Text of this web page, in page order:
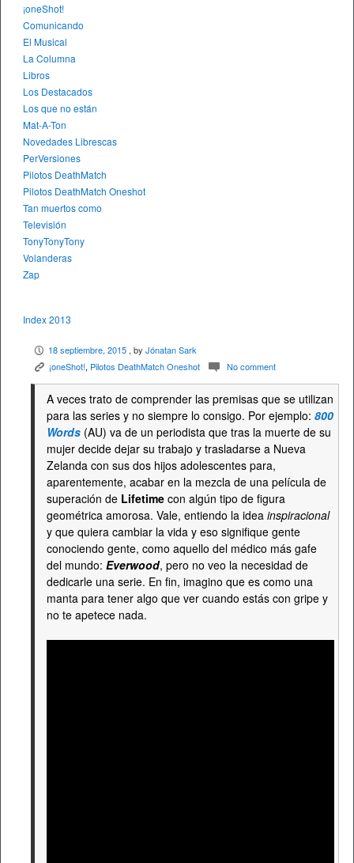
¡oneShot!
Comunicando
El Musical
La Columna
Libros
Los Destacados
Los que no están
Mat-A-Ton
Novedades Librescas
PerVersiones
Pilotos DeathMatch
Pilotos DeathMatch Oneshot
Tan muertos como
Televisión
TonyTonyTony
Volanderas
Zap
Index 2013
P 18 septiembre, 2015 , by Jónatan Sark
K ¡oneShot!, Pilotos DeathMatch Oneshot c No comment
A veces trato de comprender las premisas que se utilizan
para las series y no siempre lo consigo. Por ejemplo: 800
Words (AU) va de un periodista que tras la muerte de su
mujer decide dejar su trabajo y trasladarse a Nueva
Zelanda con sus dos hijos adolescentes para,
aparentemente, acabar en la mezcla de una película de
superación de Lifetime con algún tipo de figura
geométrica amorosa. Vale, entiendo la idea inspiracional
y que quiera cambiar la vida y eso signifique gente
conociendo gente, como aquello del médico más gafe
del mundo: Everwood, pero no veo la necesidad de
dedicarle una serie. En fin, imagino que es como una
manta para tener algo que ver cuando estás con gripe y
no te apetece nada.